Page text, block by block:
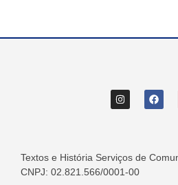
Textos e História Serviços de
CNPJ: 02.821.566/0001-00